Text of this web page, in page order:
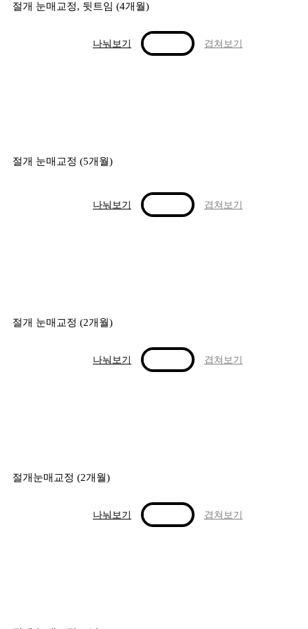
절개 눈매교정, 뒷트임 (4개월)
나눠보기 겹쳐보기
절개 눈매교정 (5개월)
나눠보기 겹쳐보기
절개 눈매교정 (2개월)
나눠보기 겹쳐보기
절개눈매교정 (2개월)
나눠보기 겹쳐보기